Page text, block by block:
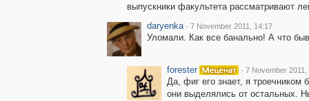
выпускники факультета рассматривают
daryenka · 7 November 2011, 14:17
Уломали. Как все банально! А что
forester · 7 November 2011,
Да, фиг его знает, я троечником
они выделялись от остальных.